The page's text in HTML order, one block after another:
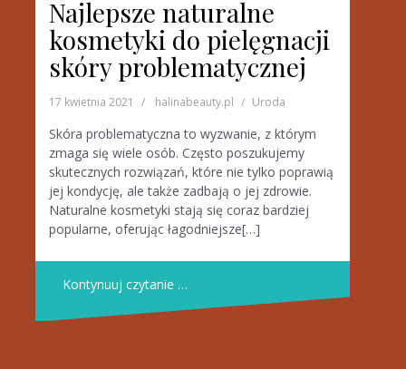
Najlepsze naturalne
kosmetyki do pielęgnacji
skóry problematycznej
17 kwietnia 2021 halinabeauty.pl Uroda
Skóra problematyczna to wyzwanie, z którym
zmaga się wiele osób. Często poszukujemy
skutecznych rozwiązań, które nie tylko poprawią
jej kondycję, ale także zadbają o jej zdrowie.
Naturalne kosmetyki stają się coraz bardziej
popularne, oferując łagodniejsze[…]
Kontynuuj czytanie …